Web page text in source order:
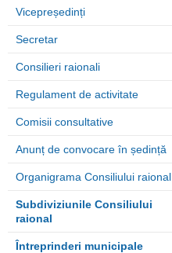
Vicepreședinți
Secretar
Consilieri raionali
Regulament de activitate
Comisii consultative
Anunț de convocare în ședință
Organigrama Consiliului raional
Subdiviziunile Consiliului
raional
Întreprinderi municipale